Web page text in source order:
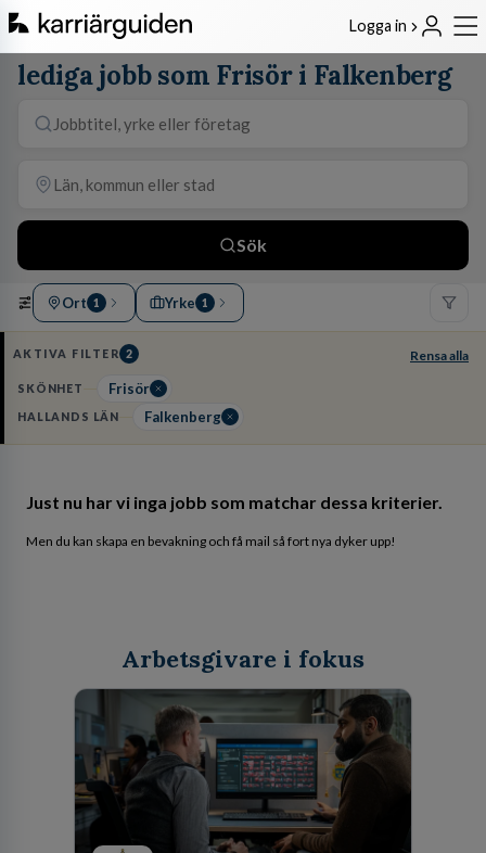
Logga in
lediga jobb som Frisör i Falkenberg
Sök
Ort 1 Yrke 1
AKTIVA FILTER 2 Rensa alla
SKÖNHET Frisör
HALLANDS LÄN Falkenberg
Just nu har vi inga jobb som matchar dessa kriterier.
Men du kan skapa en bevakning och få mail så fort nya dyker upp!
Arbetsgivare i fokus